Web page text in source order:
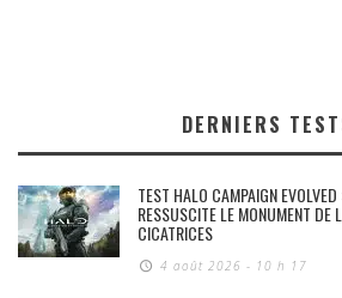
DERNIERS
TEST HALO CAMPAIGN
RESSUSCITE LE MONUMENT DE
CICATRICES
4 août 2026 - 10 h 17